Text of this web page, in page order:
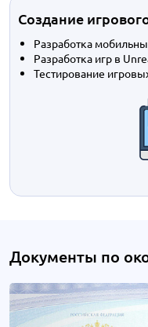
Создание
Разработка
Разработка игр в
Тестирование
Документы по